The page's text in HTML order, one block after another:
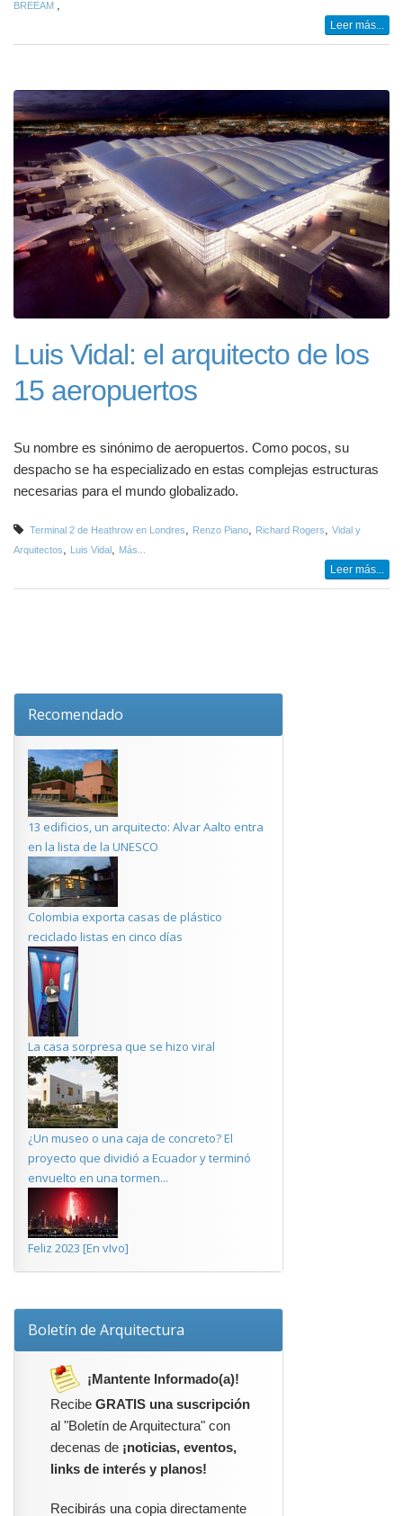
BREEAM ,
Leer más...
Luis Vidal: el arquitecto de los
15 aeropuertos
Su nombre es sinónimo de aeropuertos. Como pocos, su
despacho se ha especializado en estas complejas estructuras
necesarias para el mundo globalizado.
Terminal 2 de Heathrow en Londres, Renzo Piano, Richard Rogers, Vidal y
Arquitectos, Luis Vidal, Más...
Leer más...
Recomendado
13 edificios, un arquitecto: Alvar Aalto entra
en la lista de la UNESCO
Colombia exporta casas de plástico
reciclado listas en cinco días
La casa sorpresa que se hizo viral
¿Un museo o una caja de concreto? El
proyecto que dividió a Ecuador y terminó
envuelto en una tormen...
Feliz 2023 [En vIvo]
Boletín de Arquitectura
¡Mantente Informado(a)!
Recibe GRATIS una suscripción
al "Boletín de Arquitectura" con
decenas de ¡noticias, eventos,
links de interés y planos!
Recibirás una copia directamente